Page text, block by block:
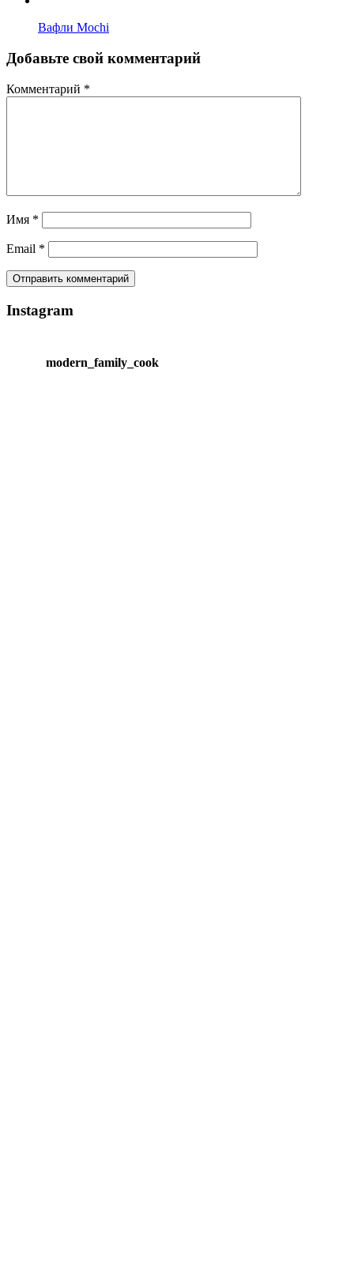
Вафли Mochi
Добавьте свой комментарий
Комментарий *
Имя *
Email *
Instagram
modern_family_cook